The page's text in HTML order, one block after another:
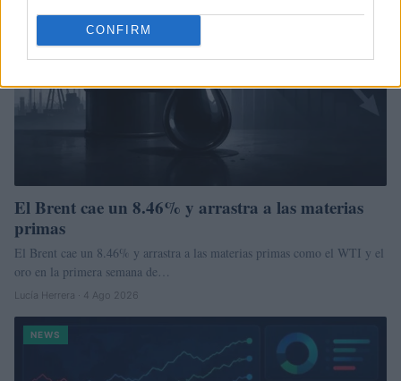
CONFIRM
El Brent cae un 8.46% y arrastra a las materias
primas
El Brent cae un 8.46% y arrastra a las materias primas como el WTI y el
oro en la primera semana de…
Lucía Herrera · 4 Ago 2026
NEWS